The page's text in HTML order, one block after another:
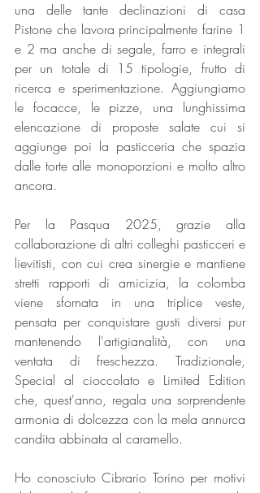
una delle tante declinazioni di casa
Pistone che lavora principalmente farine 1
e 2 ma anche di segale, farro e integrali
per un totale di 15 tipologie, frutto di
ricerca e sperimentazione. Aggiungiamo
le focacce, le pizze, una lunghissima
elencazione di proposte salate cui si
aggiunge poi la pasticceria che spazia
dalle torte alle monoporzioni e molto altro
ancora.
Per la Pasqua 2025, grazie alla
collaborazione di altri colleghi pasticceri e
lievitisti, con cui crea sinergie e mantiene
stretti rapporti di amicizia, la colomba
viene sfornata in una triplice veste,
pensata per conquistare gusti diversi pur
mantenendo l'artigianalità, con una
ventata di freschezza. Tradizionale,
Special al cioccolato e Limited Edition
che, quest'anno, regala una sorprendente
armonia di dolcezza con la mela annurca
candita abbinata al caramello.
Ho conosciuto Cibrario Torino per motivi